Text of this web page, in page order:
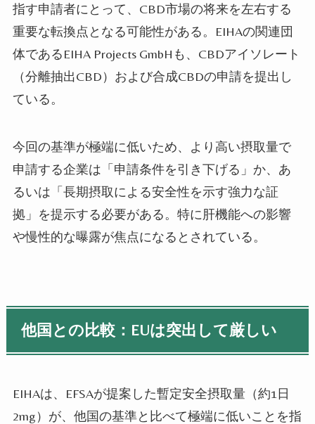
指す申請者にとって、CBD市場の将来を左右する
重要な転換点となる可能性がある。EIHAの関連団
体であるEIHA Projects GmbHも、CBDアイソレート
（分離抽出CBD）および合成CBDの申請を提出し
ている。
今回の基準が極端に低いため、より高い摂取量で
申請する企業は「申請条件を引き下げる」か、あ
るいは「長期摂取による安全性を示す強力な証
拠」を提示する必要がある。特に肝機能への影響
や慢性的な曝露が焦点になるとされている。
他国との比較：EUは突出して厳しい
EIHAは、EFSAが提案した暫定安全摂取量（約1日
2mg）が、他国の基準と比べて極端に低いことを指